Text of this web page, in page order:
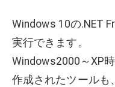
Windows 10の.NET
実行できます。
Windows2000～XP
作成されたツールも